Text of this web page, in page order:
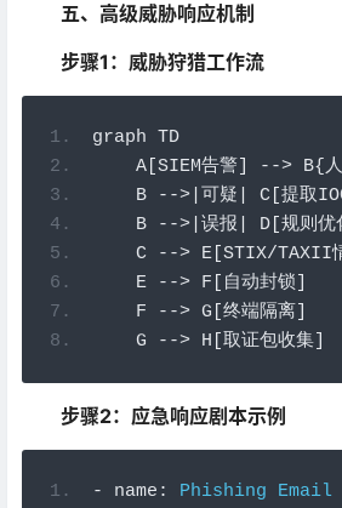
五、高级威胁响应机制
步骤1：威胁狩猎工作流
graph TD
A[ SIEM告警] --> B{
B
-->|可疑| C[提取
B
-->|误报| D[规则优
C
--> E[ STIX/TAXII
E
--> F [自动封锁]
F
--> G [终端隔离]
G
--> H [取证包收集]
步骤2：应急响应剧本示例
- name : Phishing Email